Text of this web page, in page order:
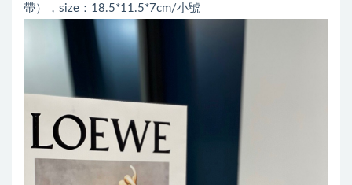
帶），size：18.5*11.5*7cm/小號